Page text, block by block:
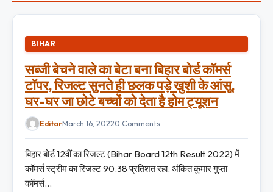
BIHAR
सब्जी बेचने वाले का बेटा बना बिहार बोर्ड कॉमर्स
टॉपर, रिजल्ट सुनते ही छलक पड़े खुशी के आंसू,
घर-घर जा छोटे बच्चों को देता है होम ट्यूशन
EditorMarch 16, 20220 Comments
बिहार बोर्ड 12वीं का रिजल्ट (Bihar Board 12th Result 2022) में
कॉमर्स स्ट्रीम का रिजल्ट 90.38 प्रतिशत रहा. अंकित कुमार गुप्ता
कॉमर्स…